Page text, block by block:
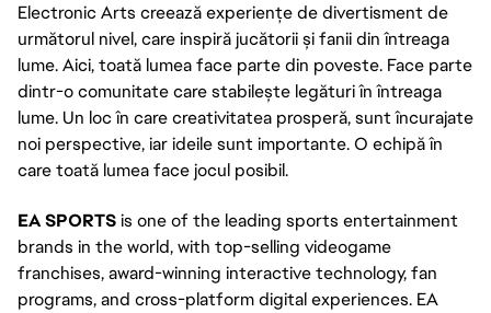
Electronic Arts creează experiențe de divertisment de
următorul nivel, care inspiră jucătorii și fanii din întreaga
lume. Aici, toată lumea face parte din poveste. Face parte
dintr-o comunitate care stabilește legături în întreaga
lume. Un loc în care creativitatea prosperă, sunt încurajate
noi perspective, iar ideile sunt importante. O echipă în
care toată lumea face jocul posibil.
EA SPORTSis one of the leading sports entertainment
brands in the world, with top-selling videogame
franchises, award-winning interactive technology, fan
programs, and cross-platform digital experiences. EA